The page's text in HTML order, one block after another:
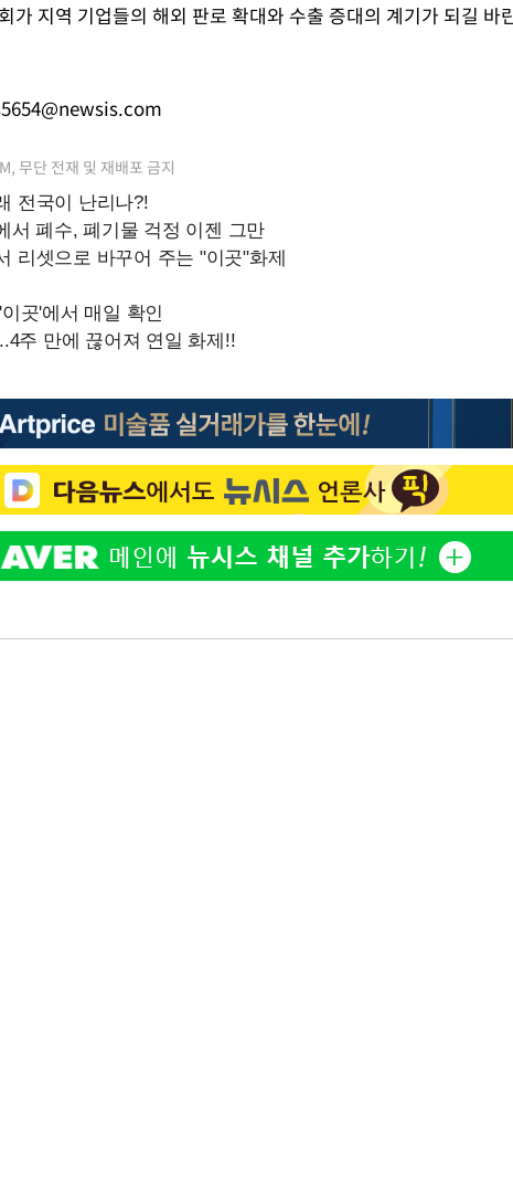
가 지역 기업들의 해외 판로 확대와 수출 증대의 계기가 되길 바
무단 전재 및 재배포 금지